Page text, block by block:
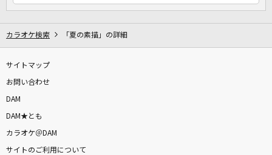
カラオケ検索 「夏の素描」の詳細
サイトマップ
お問い合わせ
DAM
DAM★とも
カラオケ＠DAM
サイトのご利用について